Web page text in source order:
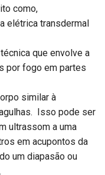
como,
elétrica transdermal
que envolve a
por fogo em partes
similar à
Isso pode ser
ultrassom a uma
em acupontos da
um diapasão ou